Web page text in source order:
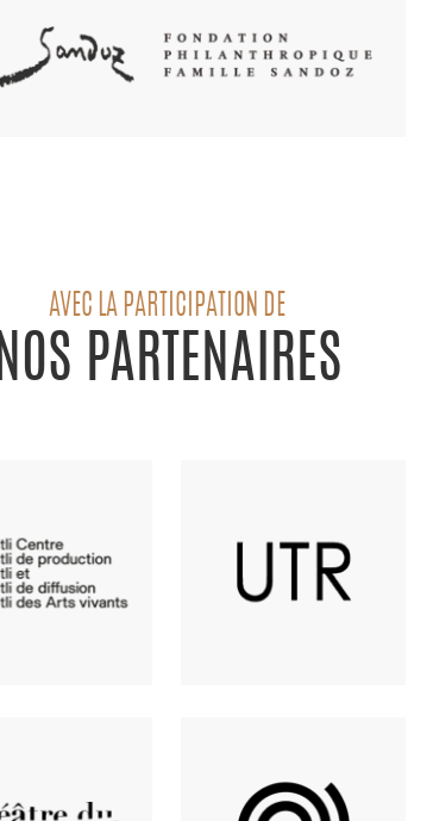
AVEC LA PARTICIPATION DE
NOS PARTENAIRES